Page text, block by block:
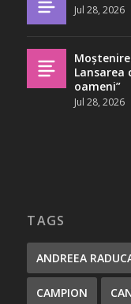
Jul 28, 2026
Lansarea
oameni”
Jul 28, 2026
TAGS
ANDREEA
CAMPION